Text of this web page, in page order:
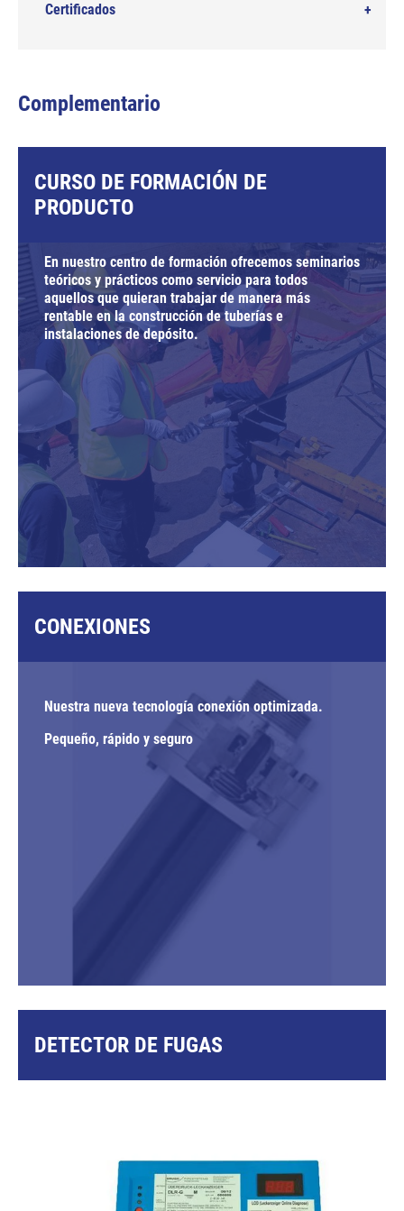
Certificados
Complementario
CURSO DE FORMACIÓN DE
PRODUCTO
En nuestro centro de formación ofrecemos seminarios
teóricos y prácticos como servicio para todos
aquellos que quieran trabajar de manera más
rentable en la construcción de tuberías e
instalaciones de depósito.
CONEXIONES
Nuestra nueva tecnología conexión optimizada.
Pequeño, rápido y seguro
DETECTOR DE FUGAS